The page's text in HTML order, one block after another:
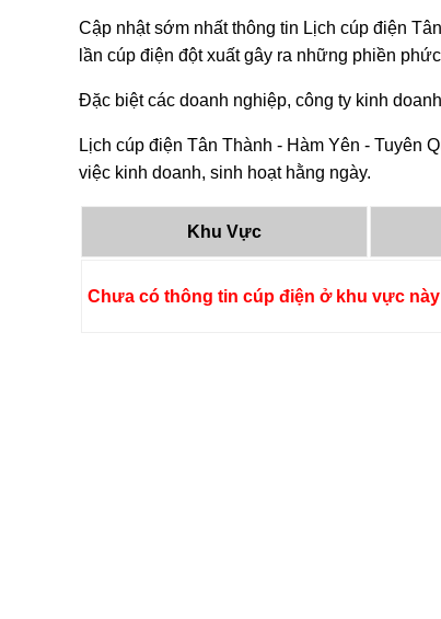
Cập nhật sớm nhất thông tin Lịch cúp điện
lần cúp điện đột xuất gây ra những phiền
Đặc biệt các doanh nghiệp, công ty kinh
Lịch cúp điện Tân Thành - Hàm Yên - Tuyên
việc kinh doanh, sinh hoạt hằng ngày.
Khu Vực
Chưa có thông tin cúp điện ở khu vực